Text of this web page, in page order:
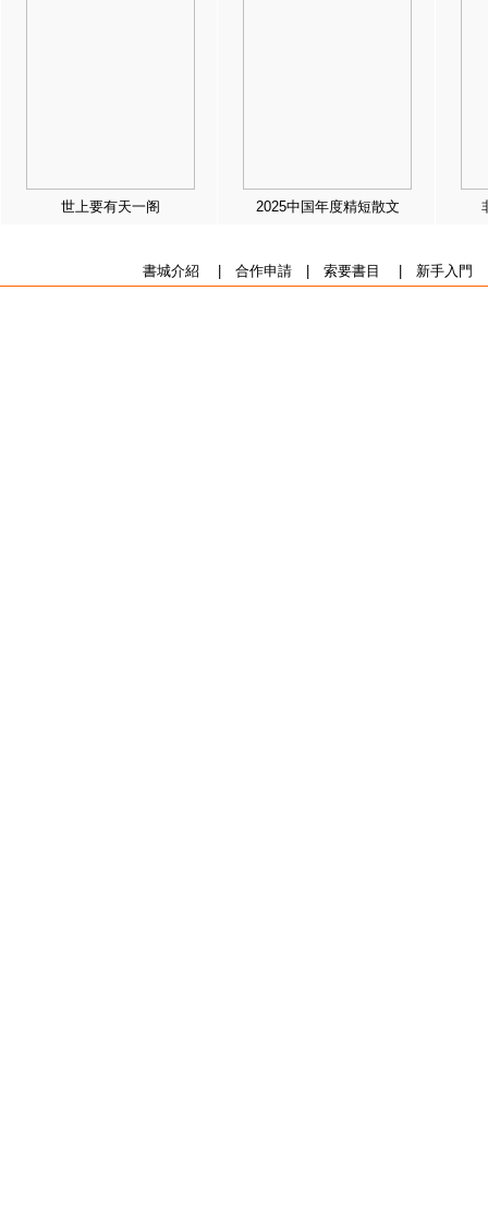
世上要有天一阁 2025中国年度精短散文
書城介紹 合作申請| 索要書目 新手入門